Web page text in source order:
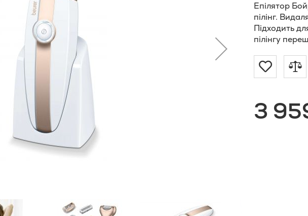
Епілятор
пілінг.
Підходить
пілінгу
Додати
Списку
3